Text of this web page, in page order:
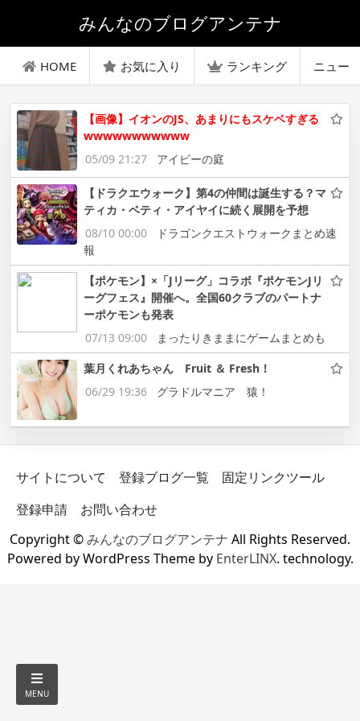
みんなのブログアンテナ
HOME お気に入り ランキング ニュー
【画像】イオンのJS、あまりにもスケベすぎる
wwwwwwwwwww
05/09 21:27
アイビーの庭
【ドラクエウォーク】第4の仲間は誕生する？マ
ティカ・ベティ・アイヤイに続く展開を予想
08/10 00:00
ドラゴンクエストウォークまとめ速
報
【ポケモン】×「Jリーグ」コラボ『ポケモンJリ
ーグフェス』開催へ。全国60クラブのパートナ
ーポケモンも発表
07/13 09:00
まったりきままにゲームまとめも
葉月くれあちゃん Fruit ＆ Fresh！
06/29 19:36
グラドルマニア 猿！
サイトについて 登録ブログ一覧
固定リンクツール
登録申請
お問い合わせ
Copyright ©みんなのブログアンテナ All Rights Reserved.
Powered by WordPress Theme by EnterLINX. technology.
MENU